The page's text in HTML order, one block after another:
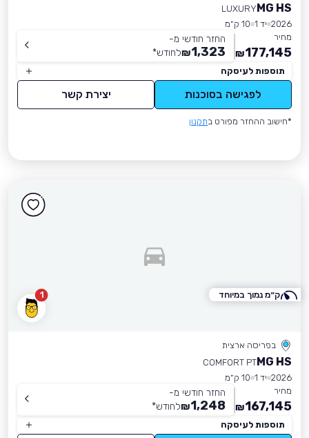
MG HS
LUXURY
2026 יד 1
10 ק״מ
מחיר
177,145
₪
החזר חודשי מ-
1,323
₪לחודש*
תוספות לעיסקה
לפגישה בסוכנות יצירת קשר
*חישוב ההחזר מפורט בתקנון
1
בפריסה ארצית
MG HS
COMFORT PT
2026 יד 1
10 ק״מ
מחיר
167,145
₪
החזר חודשי מ-
1,248
₪לחודש*
תוספות לעיסקה
ק״מ נמוך במיוחד